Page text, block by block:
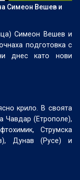
Симеон Вешев и
Симеон Вешев и
подготовка с
днес като нови
крило. В своята
Чавдар (Етрополе),
Струмска
Дунав (Русе) и